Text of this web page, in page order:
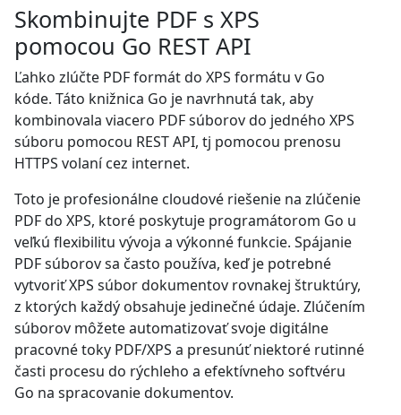
Skombinujte PDF s XPS
pomocou Go REST API
Ľahko zlúčte PDF formát do XPS formátu v Go
kóde. Táto knižnica Go je navrhnutá tak, aby
kombinovala viacero PDF súborov do jedného XPS
súboru pomocou REST API, tj pomocou prenosu
HTTPS volaní cez internet.
Toto je profesionálne cloudové riešenie na zlúčenie
PDF do XPS, ktoré poskytuje programátorom Go u
veľkú flexibilitu vývoja a výkonné funkcie. Spájanie
PDF súborov sa často používa, keď je potrebné
vytvoriť XPS súbor dokumentov rovnakej štruktúry,
z ktorých každý obsahuje jedinečné údaje. Zlúčením
súborov môžete automatizovať svoje digitálne
pracovné toky PDF/XPS a presunúť niektoré rutinné
časti procesu do rýchleho a efektívneho softvéru
Go na spracovanie dokumentov.